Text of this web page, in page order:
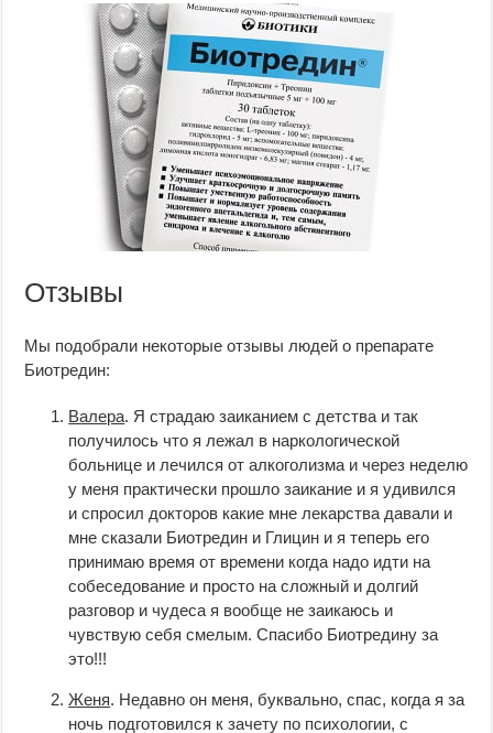
Отзывы
Мы подобрали некоторые отзывы людей о препарате
Биотредин:
Валера. Я страдаю заиканием с детства и так
получилось что я лежал в наркологической
больнице и лечился от алкоголизма и через неделю
у меня практически прошло заикание и я удивился
и спросил докторов какие мне лекарства давали и
мне сказали Биотредин и Глицин и я теперь его
принимаю время от времени когда надо идти на
собеседование и просто на сложный и долгий
разговор и чудеса я вообще не заикаюсь и
чувствую себя смелым. Спасибо Биотредину за
это!!!
Женя. Недавно он меня, буквально, спас, когда я за
ночь подготовился к зачету по психологии, с